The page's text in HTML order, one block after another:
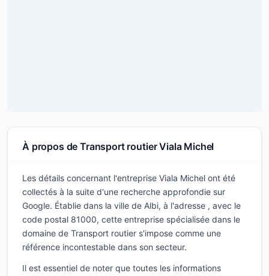
À propos de Transport routier Viala Michel
Les détails concernant l'entreprise Viala Michel ont été
collectés à la suite d'une recherche approfondie sur
Google. Établie dans la ville de Albi, à l'adresse , avec le
code postal 81000, cette entreprise spécialisée dans le
domaine de Transport routier s'impose comme une
référence incontestable dans son secteur.
Il est essentiel de noter que toutes les informations